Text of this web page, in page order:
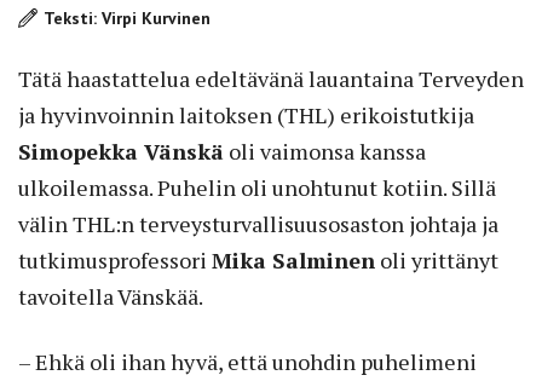
Teksti: Virpi Kurvinen
Tätä haastattelua edeltävänä lauantaina Terveyden
ja hyvinvoinnin laitoksen (THL) erikoistutkija
Simopekka Vänskä oli vaimonsa kanssa
ulkoilemassa. Puhelin oli unohtunut kotiin. Sillä
välin THL:n terveysturvallisuusosaston johtaja ja
tutkimusprofessori Mika Salminen oli yrittänyt
tavoitella Vänskää.
– Ehkä oli ihan hyvä, että unohdin puhelimeni